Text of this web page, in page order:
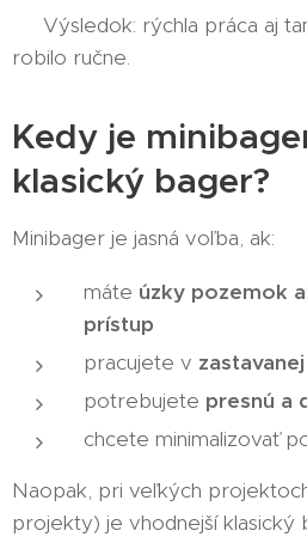
👉 Výsledok: rýchla práca aj
robilo ručne.
Kedy je
klasický bager?
Minibager je jasná voľba, ak:
máte úzky pozemok
prístup
pracujete v
potrebujete presnú a
chcete minimalizovať
Naopak, pri veľkých
projekty) je vhodnejší klasický